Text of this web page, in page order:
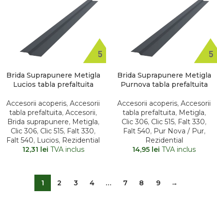
Brida Suprapunere Metigla
Lucios tabla prefaltuita
Accesorii acoperis, Accesorii
tabla prefaltuita, Accesorii,
Brida suprapunere, Metigla,
Clic 306, Clic 515, Falt 330,
Falt 540, Lucios, Rezidential
12,31 lei TVA inclus
Brida Suprapunere Metigla
Purnova tabla prefaltuita
Accesorii acoperis, Accesorii
tabla prefaltuita, Metigla,
Clic 306, Clic 515, Falt 330,
Falt 540, Pur Nova / Pur,
Rezidential
14,95 lei TVA inclus
1 2 3 4 … 7 8 9 →